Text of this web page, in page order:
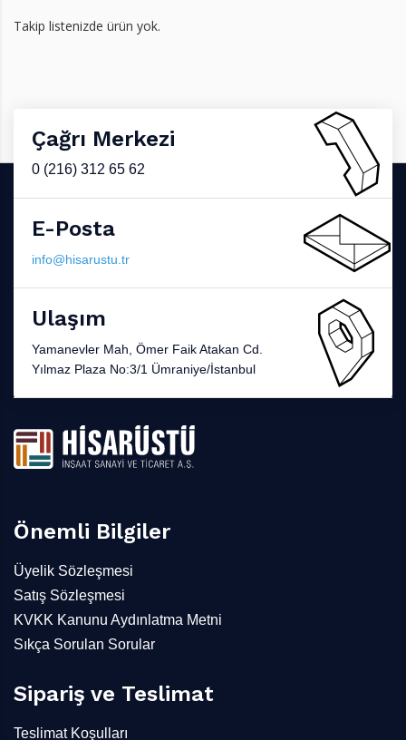
Takip listenizde ürün yok.
Çağrı Merkezi
0 (216) 312 65 62
E-Posta
info@hisarustu.tr
Ulaşım
Yamanevler Mah, Ömer Faik Atakan Cd.
Yılmaz Plaza No:3/1 Ümraniye/İstanbul
Önemli Bilgiler
Üyelik Sözleşmesi
Satış Sözleşmesi
KVKK Kanunu Aydınlatma Metni
Sıkça Sorulan Sorular
Sipariş ve Teslimat
Teslimat Koşulları